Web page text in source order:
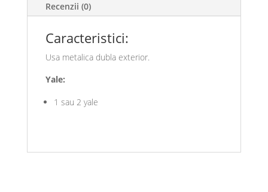
Recenzii (0)
Caracteristici:
Usa metalica dubla exterior.
Yale:
1 sau 2 yale